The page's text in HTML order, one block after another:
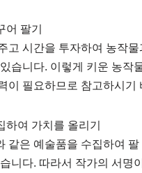
어 팔기
고 시간을 투자하여 농작
습니다. 이렇게 키운 농작
이 필요하므로 참고하시기
여 가치를 올리기
같은 예술품을 수집하여
니다. 따라서 작가의 서명